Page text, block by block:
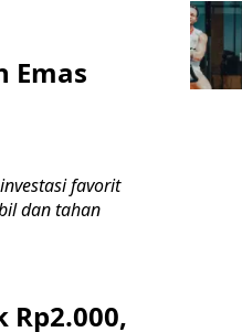
Emas
favorit
dan tahan